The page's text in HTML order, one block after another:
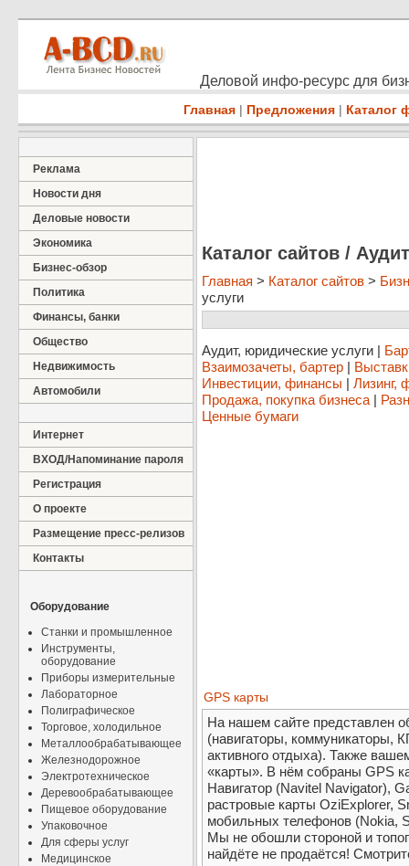
Деловой инфо-ресурс для
Главная | Предложения | Каталог
Реклама
Новости дня
Деловые новости
Экономика
Бизнес-обзор
Политика
Финансы, банки
Общество
Недвижимость
Автомобили
Интернет
ВХОД/Напоминание пароля
Регистрация
О проекте
Размещение пресс-релизов
Контакты
Оборудование
Станки и промышленное
Инструменты,
оборудование
Приборы измерительные
Лабораторное
Полиграфическое
Торговое, холодильное
Металлообрабатывающее
Железнодорожное
Электротехническое
Деревообрабатывающее
Пищевое оборудование
Упаковочное
Для сферы услуг
Медицинское
Каталог сайтов /
Главная > Каталог сайтов >
услуги
Аудит, юридические услуги |
Взаимозачеты, бартер |
Инвестиции, финансы | Лизинг,
Продажа, покупка бизнеса |
Ценные бумаги
GPS карты
На нашем сайте представлен
(навигаторы, коммуникаторы,
активного отдыха). Также
«карты». В нём собраны GPS
Навигатор (Navitel Navigator),
растровые карты OziExplorer,
мобильных телефонов (Nokia,
Мы не обошли стороной и
найдёте не продаётся!